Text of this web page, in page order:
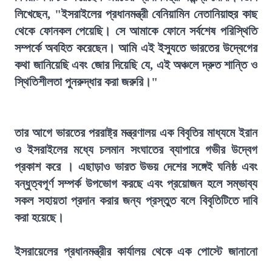
লিখেছেন, "ইসরাইলের প্রধানমন্ত্রী বেনিয়ামিন নেতানিয়াহুর কাছ
থেকে ফোনকল পেয়েছি। সে আমাকে ফোনে সর্বশেষ পরিস্থিতি
সম্পর্কে অবহিত করেছেন। আমি এই ইস্যুতে ভারতের উদ্বেগের
কথা জানিয়েছি এবং জোর দিয়েছি যে, এই অঞ্চলে দ্রুত শান্তি ও
স্থিতিশীলতা পুনরুদ্ধার করা জরুরি।"
তার আগে ভারতের পররাষ্ট্র মন্ত্রণালয় এক বিবৃতির মাধ্যমে ইরান
ও ইসরাইলের মধ্যে চলমান সংঘাতের ব্যাপারে গভীর উদ্বেগ
প্রকাশ করে । এছাড়াও ভারত উভয় দেশের সঙ্গেই ঘনিষ্ঠ এবং
বন্ধুত্বপূর্ণ সম্পর্ক উপভোগ করছে এবং প্রয়োজন হলে সম্ভাব্য
সকল সহায়তা প্রদান করার জন্য প্রস্তুত বলে বিবৃতিটিতে দাবি
করা হয়েছে।
ইসরায়েলের প্রধানমন্ত্রীর কার্যালয় থেকে এক পোস্টে জানানো